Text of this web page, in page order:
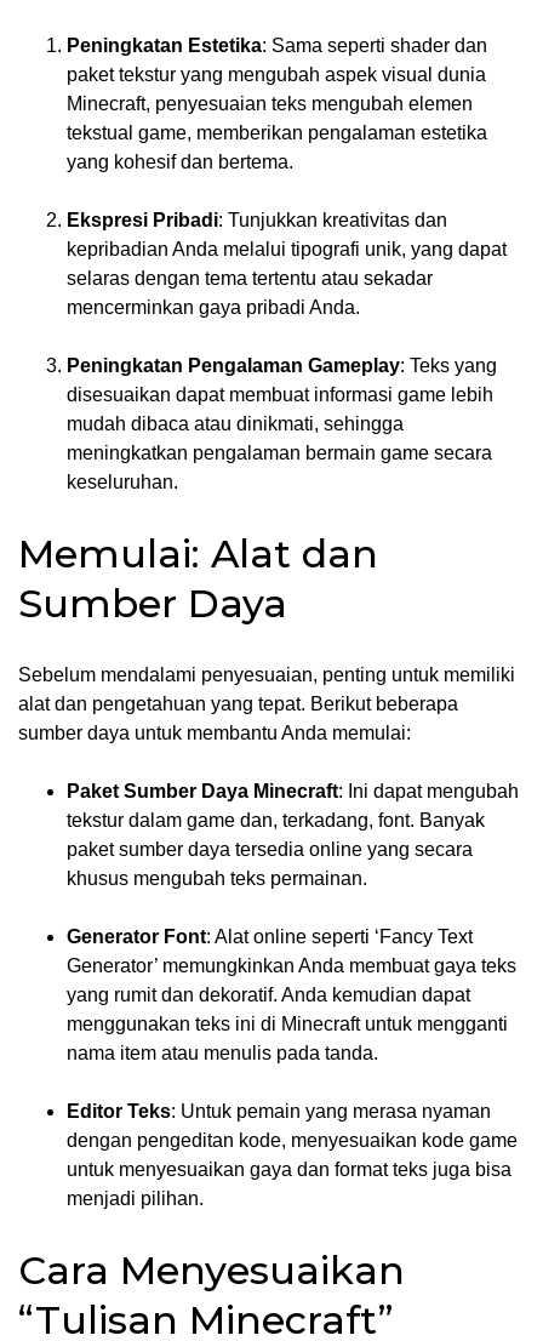
Peningkatan Estetika: Sama seperti shader dan
paket tekstur yang mengubah aspek visual dunia
Minecraft, penyesuaian teks mengubah elemen
tekstual game, memberikan pengalaman estetika
yang kohesif dan bertema.
Ekspresi Pribadi: Tunjukkan kreativitas dan
kepribadian Anda melalui tipografi unik, yang dapat
selaras dengan tema tertentu atau sekadar
mencerminkan gaya pribadi Anda.
Peningkatan Pengalaman Gameplay: Teks yang
disesuaikan dapat membuat informasi game lebih
mudah dibaca atau dinikmati, sehingga
meningkatkan pengalaman bermain game secara
keseluruhan.
Memulai: Alat dan
Sumber Daya
Sebelum mendalami penyesuaian, penting untuk memiliki
alat dan pengetahuan yang tepat. Berikut beberapa
sumber daya untuk membantu Anda memulai:
Paket Sumber Daya Minecraft: Ini dapat mengubah
tekstur dalam game dan, terkadang, font. Banyak
paket sumber daya tersedia online yang secara
khusus mengubah teks permainan.
Generator Font: Alat online seperti ‘Fancy Text
Generator’ memungkinkan Anda membuat gaya teks
yang rumit dan dekoratif. Anda kemudian dapat
menggunakan teks ini di Minecraft untuk mengganti
nama item atau menulis pada tanda.
Editor Teks: Untuk pemain yang merasa nyaman
dengan pengeditan kode, menyesuaikan kode game
untuk menyesuaikan gaya dan format teks juga bisa
menjadi pilihan.
Cara Menyesuaikan
“Tulisan Minecraft”